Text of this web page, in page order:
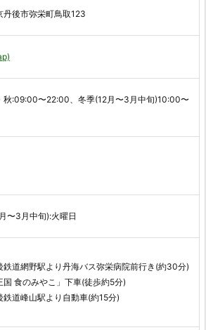
丹後市弥栄町鳥取123
秋:09:00〜22:00、冬季(12月〜3月中旬)10:00〜
〜3月中旬):火曜日
鉄道網野駅より丹海バス弥栄病院前行き(約30分)
国 食のみやこ」下車(徒歩約5分)
鉄道峰山駅より自動車(約15分)